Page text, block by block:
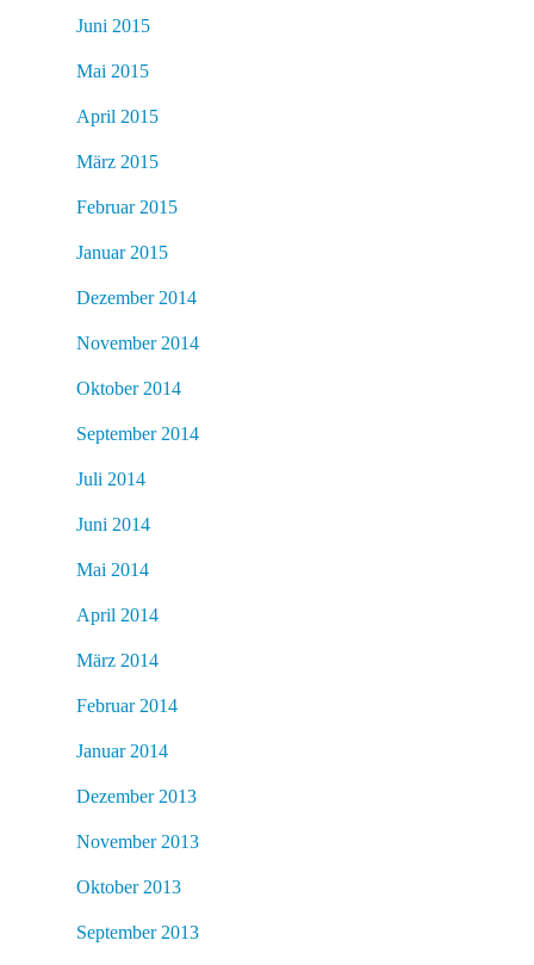
Juni 2015
Mai 2015
April 2015
März 2015
Februar 2015
Januar 2015
Dezember 2014
November 2014
Oktober 2014
September 2014
Juli 2014
Juni 2014
Mai 2014
April 2014
März 2014
Februar 2014
Januar 2014
Dezember 2013
November 2013
Oktober 2013
September 2013